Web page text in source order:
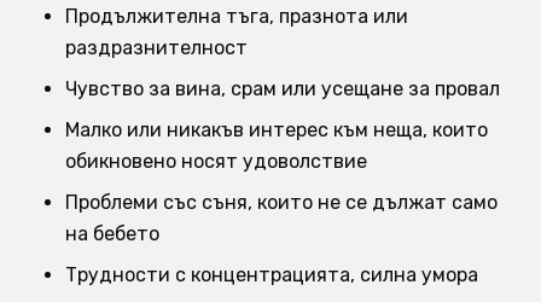
Продължителна тъга, празнота или
раздразнителност
Чувство за вина, срам или усещане за провал
Малко или никакъв интерес към неща, които
обикновено носят удоволствие
Проблеми със съня, които не се дължат само
на бебето
Трудности с концентрацията, силна умора